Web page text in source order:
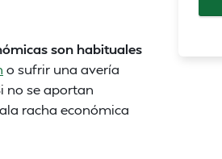
son habituales
o sufrir una avería
no se aportan
racha económica